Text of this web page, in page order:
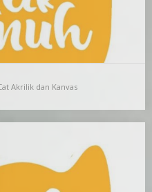
dan Kanvas
salah satu program
sekali sebulan ini,
Akrilik dan Kanvas